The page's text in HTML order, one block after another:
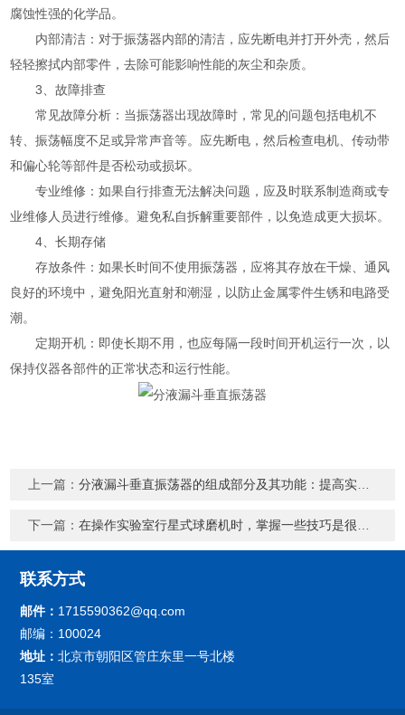
腐蚀性强的化学品。
内部清洁：对于振荡器内部的清洁，应先断电并打开外壳，然后
轻轻擦拭内部零件，去除可能影响性能的灰尘和杂质。
3、故障排查
常见故障分析：当振荡器出现故障时，常见的问题包括电机不
转、振荡幅度不足或异常声音等。应先断电，然后检查电机、传动带
和偏心轮等部件是否松动或损坏。
专业维修：如果自行排查无法解决问题，应及时联系制造商或专
业维修人员进行维修。避免私自拆解重要部件，以免造成更大损坏。
4、长期存储
存放条件：如果长时间不使用振荡器，应将其存放在干燥、通风
良好的环境中，避免阳光直射和潮湿，以防止金属零件生锈和电路受
潮。
定期开机：即使长期不用，也应每隔一段时间开机运行一次，以
保持仪器各部件的正常状态和运行性能。
上一篇：分液漏斗垂直振荡器的组成部分及其功能：提高实验精度的保障
下一篇：在操作实验室行星式球磨机时，掌握一些技巧是很有必要的
联系方式
邮件： 1715590362@qq.com
邮编：100024
地址：北京市朝阳区管庄东里一号北楼
135室